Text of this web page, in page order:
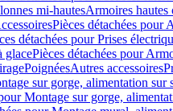
mi-hautesArmoires hautes
Pièces détachées pour
détachées pour Prises
glacePièces détachées pour
PoignéesAutres accessoires
sur gorge, alimentation sur
Montage sur gorge,